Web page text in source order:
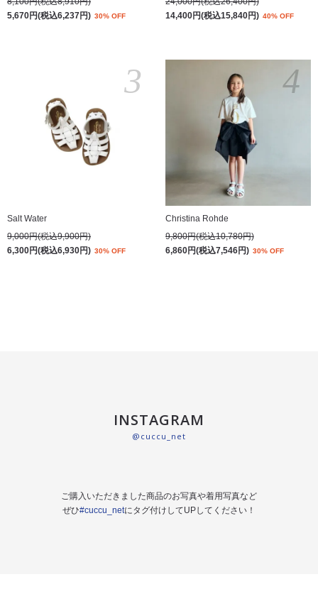
5,670円(税込6,237円) 30% OFF
14,400円(税込15,840円) 40% OFF
Salt Water
9,000円(税込9,900円)
6,300円(税込6,930円) 30% OFF
3
Christina Rohde
9,800円(税込10,780円)
6,860円(税込7,546円) 30% OFF
4
INSTAGRAM
@cuccu_net
ご購入いただきました商品のお写真や着用写真など
ぜひ#cuccu_netにタグ付けしてUPしてください！